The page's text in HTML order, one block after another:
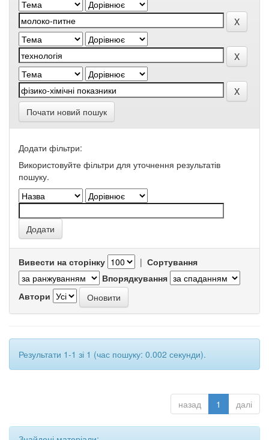
Почати новий пошук
Додати фільтри:
Використовуйте фільтри для уточнення результатів
пошуку.
Вивести на сторінку | Сортування
Впорядкування
Автори
Результати 1-1 зі 1 (час пошуку: 0.002 секунди).
назад 1 далі